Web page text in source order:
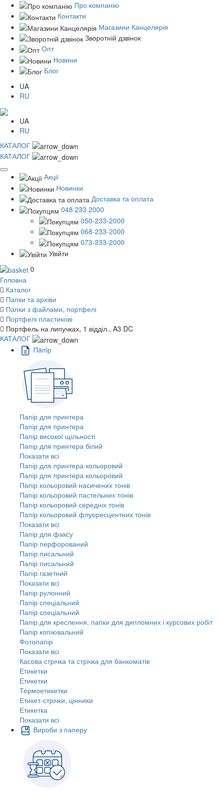
Про компанію
Контакти
Магазини Канцелярія
Зворотній дзвінок
Опт
Новини
Блог
UA
RU
UA
RU
КАТАЛОГ
КАТАЛОГ
Акції
Новинки
Доставка та оплата
048 233 2000
050-233-2000
068-233-2000
073-233-2000
Увійти
0
Головна
Каталог
Папки та архіви
Папки з файлами, портфелі
Портфелі пластикові
Портфель на липучках, 1 відділ., A3 DC
КАТАЛОГ
Пaпiр
Папір для принтера
Папір для принтера
Папір високої щільності
Папір для принтера білий
Показати всі
Папір для принтера кольоровий
Папір для принтера кольоровий
Папір кольоровий насичених тонів
Папір кольоровий пастельних тонів
Папір кольоровий середніх тонів
Папір кольоровий флуоресцентних тонів
Показати всі
Папір для факсу
Папір перфорований
Папір писальний
Папір писальний
Папір газетний
Показати всі
Папір рулонний
Папір спеціальний
Папір спеціальний
Папір для креслення, папки для дипломних і курсових робіт
Папір копіювальний
Фотопапір
Показати всі
Касова стрічка та стрічка для банкоматів
Етикетки
Етикетки
Термоетикетки
Етикет-стрічки, цінники
Етикетка
Показати всі
Вироби з паперу